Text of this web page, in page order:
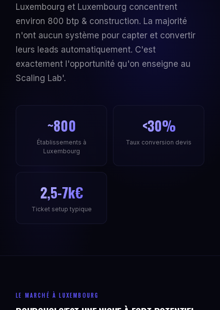
Luxembourg et Luxembourg concentrent
environ 800 btp & construction. La majorité
n'ont aucun système pour capter et convertir
leurs leads automatiquement. C'est
exactement l'opportunité qu'on enseigne au
Scaling Lab'.
~800
Établissements à
Luxembourg
<30%
Taux conversion devis
2,5-7k€
Ticket setup typique
LE MARCHÉ À LUXEMBOURG